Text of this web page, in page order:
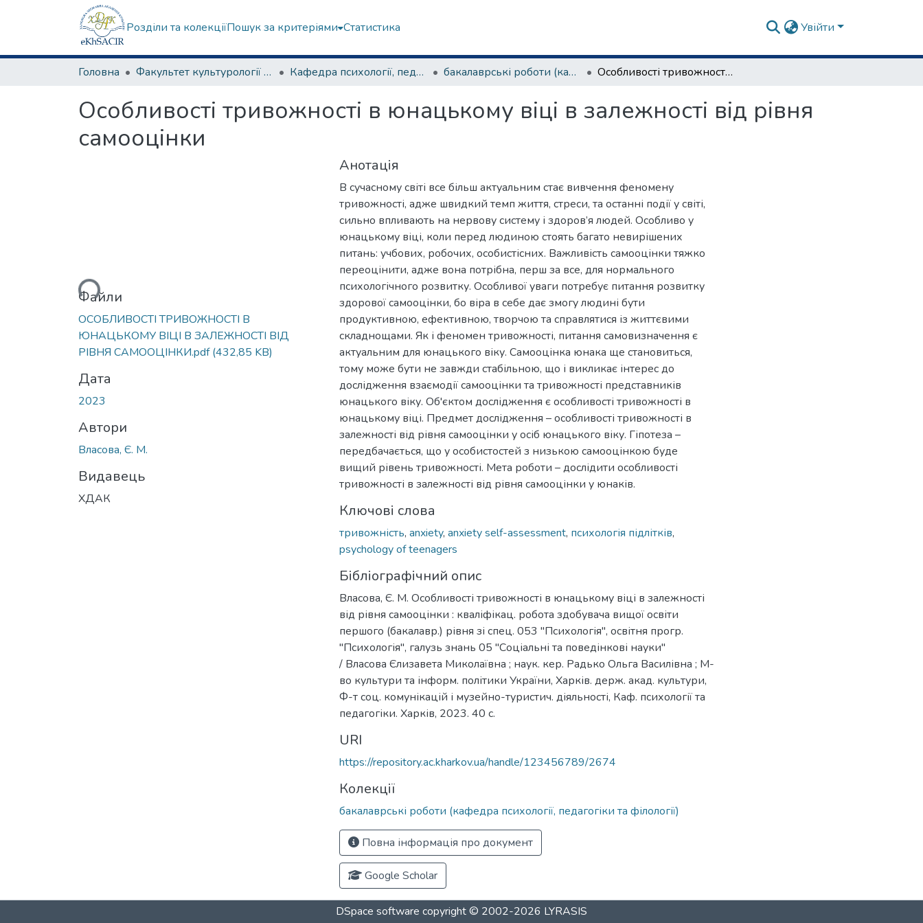
Розділи та колекціїПошук за критеріями Статистика Увійти
Головна Факультет культурології та соціальних комунікацій Кафедра психології, педагогіки та філології бакалаврські роботи (кафедра психології, педагогіки та філології) Особливості тривожності в юнацькому віці в залежності від рівня самооцінки
Особливості тривожності в юнацькому віці в залежності від рівня
самооцінки
Вантажиться...
Файли
ОСОБЛИВОСТІ ТРИВОЖНОСТІ В
ЮНАЦЬКОМУ ВІЦІ В ЗАЛЕЖНОСТІ ВІД
РІВНЯ САМООЦІНКИ.pdf(432,85 KB)
Дата
2023
Автори
Власова, Є. М.
Видавець
ХДАК
Анотація
В сучасному світі все більш актуальним стає вивчення феномену
тривожності, адже швидкий темп життя, стреси, та останні події у світі,
сильно впливають на нервову систему і здоров’я людей. Особливо у
юнацькому віці, коли перед людиною стоять багато невирішених
питань: учбових, робочих, особистісних. Важливість самооцінки тяжко
переоцінити, адже вона потрібна, перш за все, для нормального
психологічного розвитку. Особливої уваги потребує питання розвитку
здорової самооцінки, бо віра в себе дає змогу людині бути
продуктивною, ефективною, творчою та справлятися із життєвими
складнощами. Як і феномен тривожності, питання самовизначення є
актуальним для юнацького віку. Самооцінка юнака ще становиться,
тому може бути не завжди стабільною, що і викликає інтерес до
дослідження взаємодії самооцінки та тривожності представників
юнацького віку. Об'єктом дослідження є особливості тривожності в
юнацькому віці. Предмет дослідження – особливості тривожності в
залежності від рівня самооцінки у осіб юнацького віку. Гіпотеза –
передбачається, що у особистостей з низькою самооцінкою буде
вищий рівень тривожності. Мета роботи – дослідити особливості
тривожності в залежності від рівня самооцінки у юнаків.
Ключові слова
тривожність, anxiety, anxiety self-assessment, психологія підлітків,
psychology of teenagers
Бібліографічний опис
Власова, Є. М. Особливості тривожності в юнацькому віці в залежності
від рівня самооцінки : кваліфікац. робота здобувача вищої освіти
першого (бакалавр.) рівня зі спец. 053 "Психологія", освітня прогр.
"Психологія", галузь знань 05 "Соціальні та поведінкові науки"
/ Власова Єлизавета Миколаївна ; наук. кер. Радько Ольга Василівна ; М-
во культури та інформ. політики України, Харків. держ. акад. культури,
Ф-т соц. комунікацій і музейно-туристич. діяльності, Каф. психології та
педагогіки. Харків, 2023. 40 с.
URI
https://repository.ac.kharkov.ua/handle/123456789/2674
Колекції
бакалаврські роботи (кафедра психології, педагогіки та філології)
Повна інформація про документ
Google Scholar
DSpace software copyright © 2002-2026 LYRASIS